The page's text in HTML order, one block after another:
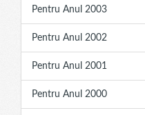
Pentru Anul 2003
Pentru Anul 2002
Pentru Anul 2001
Pentru Anul 2000